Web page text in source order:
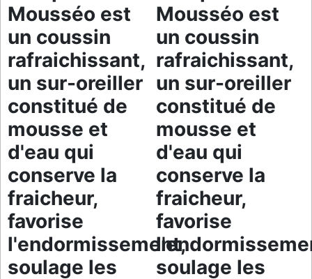
Mousséo est
un coussin
rafraichissant,
un sur-oreiller
constitué de
mousse et
d'eau qui
conserve la
fraicheur,
favorise
l'endormissement,
soulage les
Mousséo est
un coussin
rafraichissant,
un sur-oreiller
constitué de
mousse et
d'eau qui
conserve la
fraicheur,
favorise
soulage les